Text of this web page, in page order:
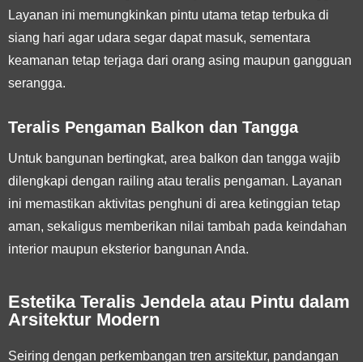
Layanan ini memungkinkan pintu utama tetap terbuka di
siang hari agar udara segar dapat masuk, sementara
keamanan tetap terjaga dari orang asing maupun gangguan
serangga.
Teralis Pengaman Balkon dan Tangga
Untuk bangunan bertingkat, area balkon dan tangga wajib
dilengkapi dengan railing atau teralis pengaman. Layanan
ini memastikan aktivitas penghuni di area ketinggian tetap
aman, sekaligus memberikan nilai tambah pada keindahan
interior maupun eksterior bangunan Anda.
Estetika Teralis Jendela atau Pintu dalam
Arsitektur Modern
Seiring dengan perkembangan tren arsitektur, pandangan